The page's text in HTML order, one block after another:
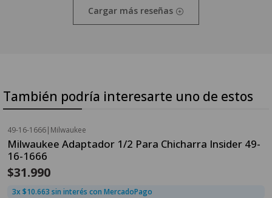
Cargar más reseñas
También podría interesarte uno de estos
49-16-1666| Milwaukee
Milwaukee Adaptador 1/2 Para Chicharra Insider 49-
16-1666
$31.990
3x $10.663 sin interés con MercadoPago